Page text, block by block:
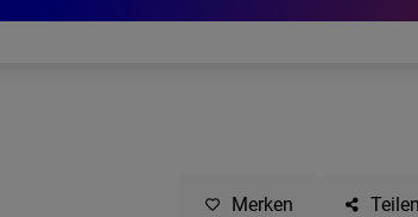
Merken Teilen